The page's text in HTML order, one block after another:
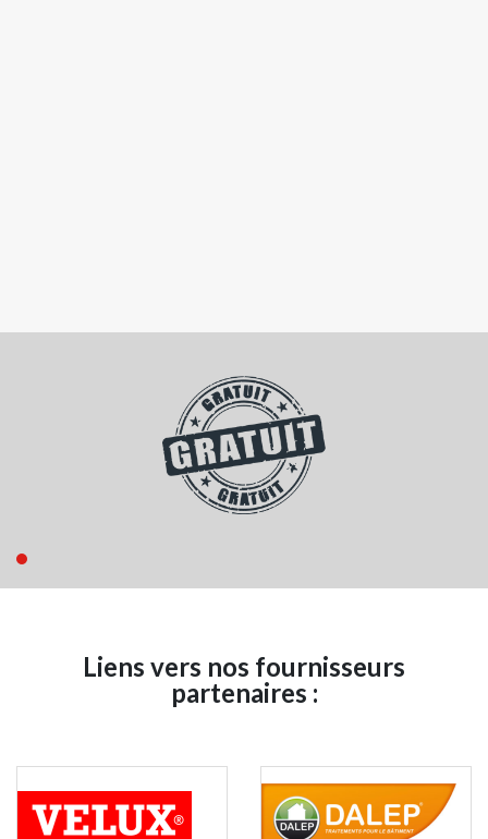
Liens vers nos fournisseurs
partenaires :